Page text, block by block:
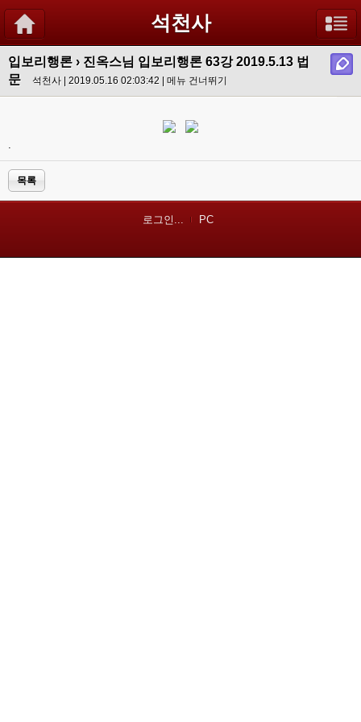
석천사
입보리행론 › 진옥스님 입보리행론 63강 2019.5.13 법
문
석천사 | 2019.05.16 02:03:42 | 메뉴 건너뛰기
.
목록
로그인... PC